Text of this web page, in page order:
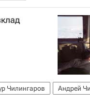
2024 Александр
Чилингаров
Андрей